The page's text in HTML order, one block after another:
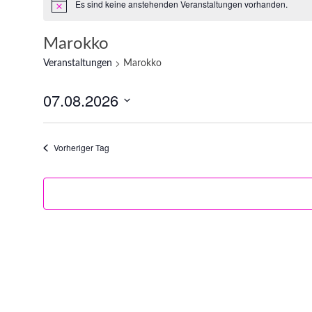
Es sind keine anstehenden Veranstaltungen vorhanden.
Marokko
Veranstaltungen Marokko
07.08.2026
Vorheriger Tag